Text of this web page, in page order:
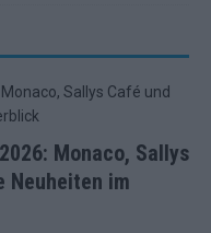
Monaco, Sallys
Neuheiten im